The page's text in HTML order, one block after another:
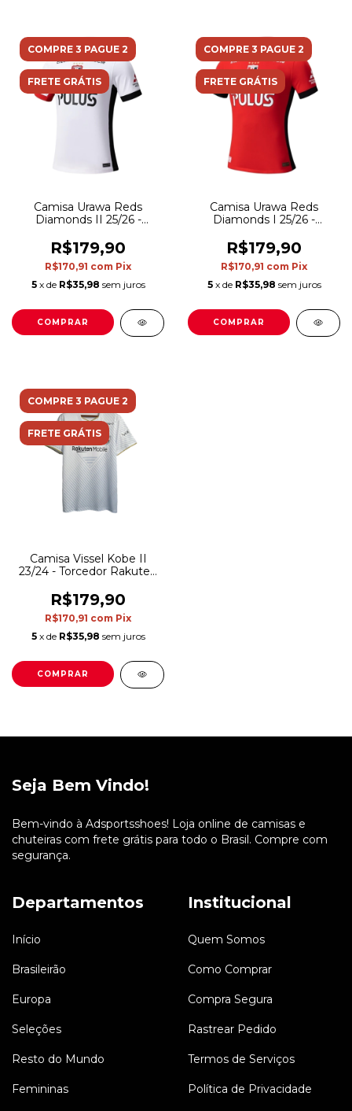
COMPRE 3 PAGUE 2
FRETE GRÁTIS
Camisa Urawa Reds
Diamonds II 25/26 -
Branca
R$179,90
R$170,91 com Pix
5 x de R$35,98 sem juros
COMPRAR
COMPRE 3 PAGUE 2
FRETE GRÁTIS
Camisa Urawa Reds
Diamonds I 25/26 -
Vermelha e preta
R$179,90
R$170,91 com Pix
5 x de R$35,98 sem juros
COMPRAR
COMPRE 3 PAGUE 2
FRETE GRÁTIS
Camisa Vissel Kobe II
23/24 - Torcedor Rakuten
detalhes em preto e
vermelho
R$179,90
R$170,91 com Pix
5 x de R$35,98 sem juros
COMPRAR
Seja Bem Vindo!
Bem-vindo à Adsportsshoes! Loja online de camisas e
chuteiras com frete grátis para todo o Brasil. Compre com
segurança.
Departamentos
Início
Brasileirão
Europa
Seleções
Resto do Mundo
Femininas
Institucional
Quem Somos
Como Comprar
Compra Segura
Rastrear Pedido
Termos de Serviços
Política de Privacidade